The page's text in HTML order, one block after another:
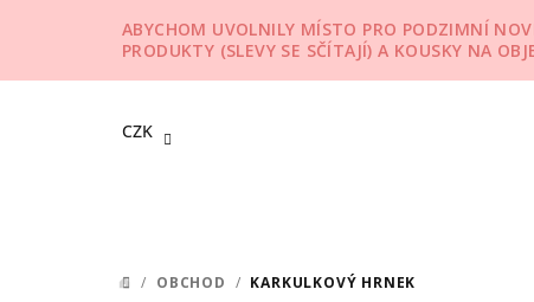
ABYCHOM UVOLNILY MÍSTO PRO PODZIMNÍ
PRODUKTY (SLEVY SE SČÍTAJÍ) A KOUSKY NA
CZK
DOMŮ
/ OBCHOD / KARKULKOVÝ HRNEK